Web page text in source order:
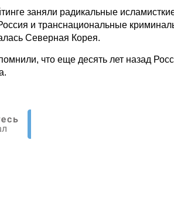
заняли радикальные
и транснациональные
Северная Корея.
что еще десять лет назад